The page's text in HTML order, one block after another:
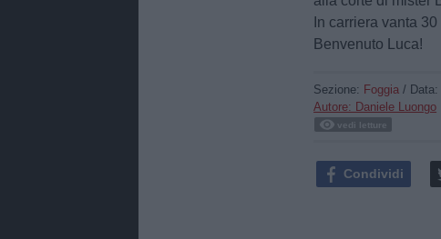
In carriera vanta
Benvenuto Luca!
Sezione: Foggia / Data:
Autore: Daniele Luongo
vedi letture
Condividi